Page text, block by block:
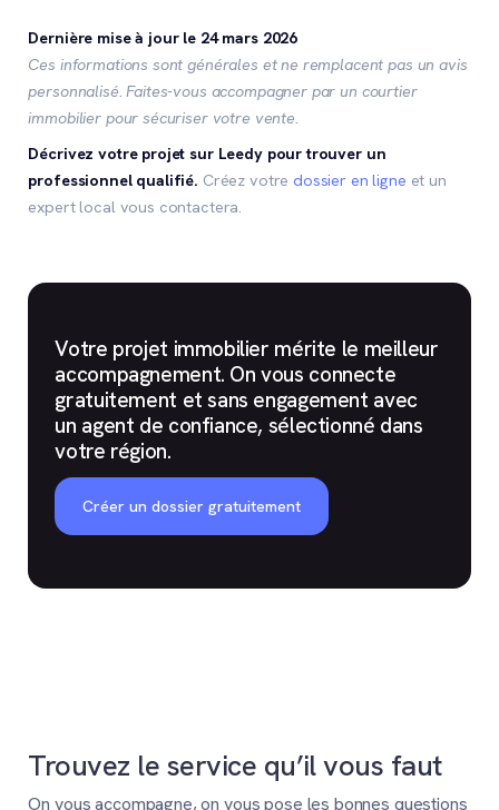
Dernière mise à jour le 24 mars 2026
Ces informations sont générales et ne remplacent pas un avis
personnalisé. Faites-vous accompagner par un courtier
immobilier pour sécuriser votre vente.
Décrivez votre projet sur Leedy pour trouver un
professionnel qualifié. Créez votredossier en ligne et un
expert local vous contactera.
Votre projet immobilier mérite le meilleur
accompagnement. On vous connecte
gratuitement et sans engagement avec
un agent de confiance, sélectionné dans
votre région.
Créer un dossier gratuitement
Trouvez le service qu’il vous faut
On vous accompagne, on vous pose les bonnes questions